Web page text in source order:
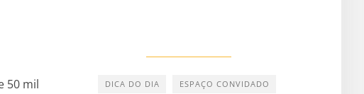
50 mil
DICA DO DIA ESPAÇO CONVIDADO